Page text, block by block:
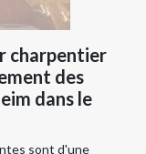
charpentier
des
dans le
sont d'une